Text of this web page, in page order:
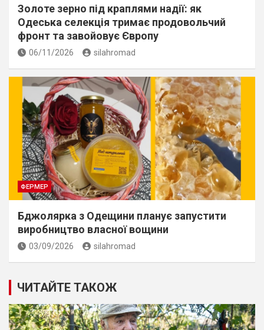
Золоте зерно під краплями надії: як
Одеська селекція тримає продовольчий
фронт та завойовує Європу
06/11/2026 silahromad
ФЕРМЕР
Бджолярка з Одещини планує запустити
виробництво власної вощини
03/09/2026 silahromad
ЧИТАЙТЕ ТАКОЖ